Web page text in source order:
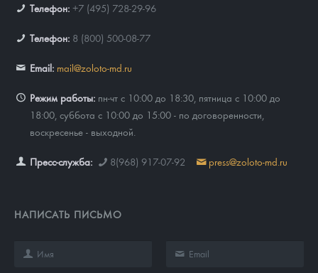
Телефон: +7 (495) 728-29-96
Телефон: 8 (800) 500-08-77
Email: mail@zoloto-md.ru
Режим работы: пн-чт с 10:00 до 18:30, пятница с 10:00 до
18:00, суббота с 10:00 до 15:00 - по договоренности,
воскресенье - выходной.
Пресс-служба: 8(968) 917-07-92 press@zoloto-md.ru
НАПИСАТЬ ПИСЬМО